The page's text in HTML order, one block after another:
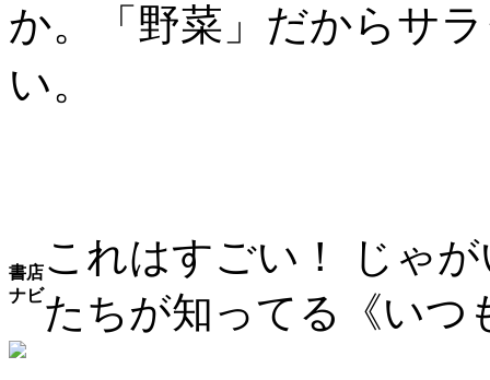
か。「野菜」だからサ
い。
書店
ナビ
これはすごい！ じゃ
たちが知ってる《いつ